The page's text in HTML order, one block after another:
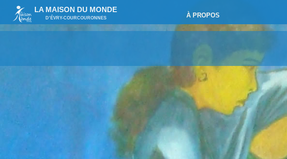
LA MAISON DU MONDE
D’ÉVRY-COURCOURONNES À PROPOS